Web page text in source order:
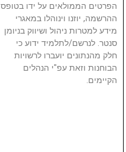
הפרטים הממולאים על ידו בטופס
ההרשמה, יוזנו וינוהלו במאגרי
מידע למטרות ניהול ושיווק בניומן
סנטר. לנרשם/לתלמיד ידוע כי
חלק מהנתונים יועברו לרשויות
הבוחנות וזאת עפ"י הנהלים
הקיימים.